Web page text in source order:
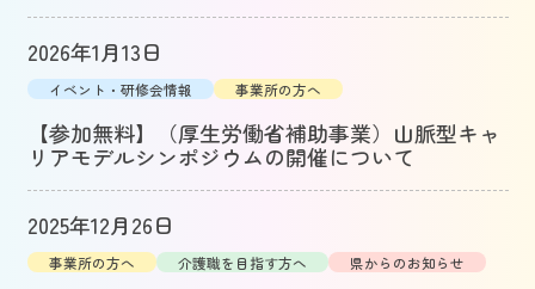
2026年1月13日
イベント・研修会情報 事業所の方へ
【参加無料】（厚生労働省補助事業）山脈型キャ
リアモデルシンポジウムの開催について
2025年12月26日
事業所の方へ 介護職を目指す方へ 県からのお知らせ